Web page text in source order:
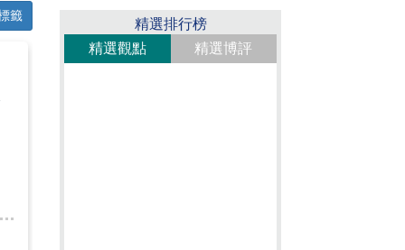
籤
精選排行榜
精選觀點
精選博評